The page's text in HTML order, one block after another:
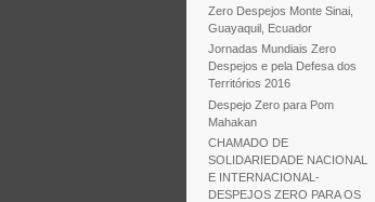
Zero Despejos Monte Sinai,
Guayaquil, Ecuador
Jornadas Mundiais Zero
Despejos e pela Defesa dos
Territórios 2016
Despejo Zero para Pom
Mahakan
CHAMADO DE
SOLIDARIEDADE NACIONAL
E INTERNACIONAL-
DESPEJOS ZERO PARA OS